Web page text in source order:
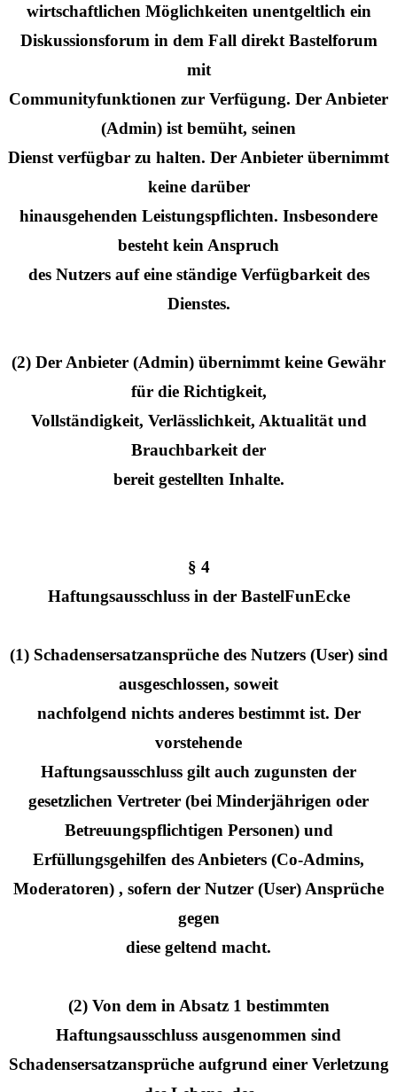
wirtschaftlichen Möglichkeiten unentgeltlich ein
Diskussionsforum in dem Fall direkt Bastelforum
mit
Communityfunktionen zur Verfügung. Der Anbieter
(Admin) ist bemüht, seinen
Dienst verfügbar zu halten. Der Anbieter übernimmt
keine darüber
hinausgehenden Leistungspflichten. Insbesondere
besteht kein Anspruch
des Nutzers auf eine ständige Verfügbarkeit des
Dienstes.
(2) Der Anbieter (Admin) übernimmt keine Gewähr
für die Richtigkeit,
Vollständigkeit, Verlässlichkeit, Aktualität und
Brauchbarkeit der
bereit gestellten Inhalte.
§ 4
Haftungsausschluss in der BastelFunEcke
(1) Schadensersatzansprüche des Nutzers (User) sind
ausgeschlossen, soweit
nachfolgend nichts anderes bestimmt ist. Der
vorstehende
Haftungsausschluss gilt auch zugunsten der
gesetzlichen Vertreter (bei Minderjährigen oder
Betreuungspflichtigen Personen) und
Erfüllungsgehilfen des Anbieters (Co-Admins,
Moderatoren) , sofern der Nutzer (User) Ansprüche
gegen
diese geltend macht.
(2) Von dem in Absatz 1 bestimmten
Haftungsausschluss ausgenommen sind
Schadensersatzansprüche aufgrund einer Verletzung